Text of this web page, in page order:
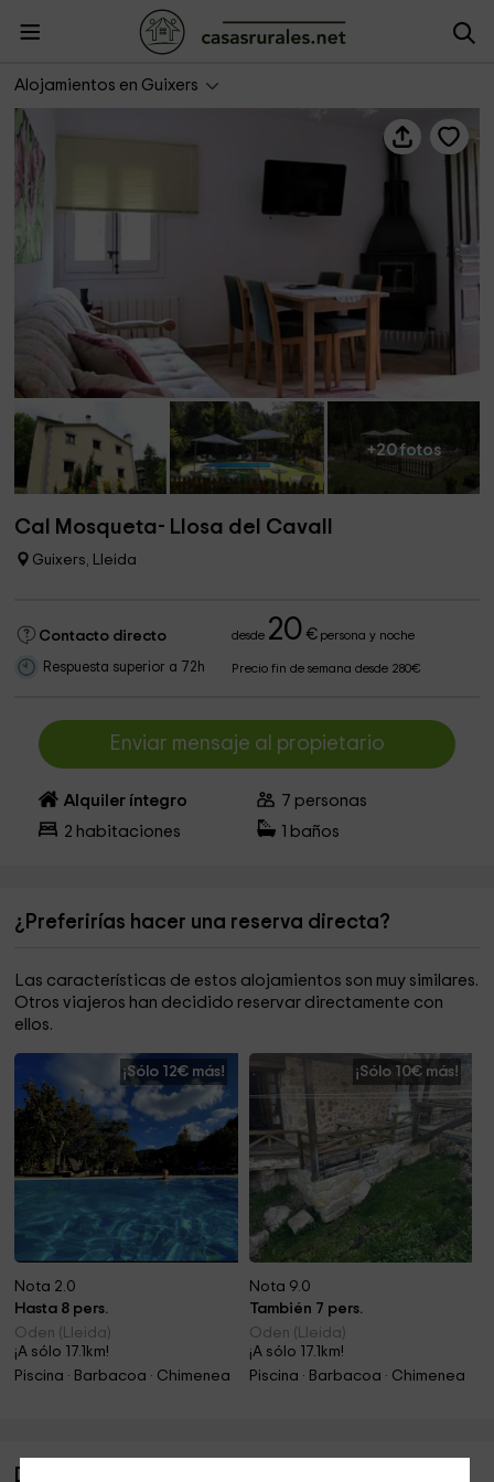
Alojamientos en Guixers
Cal Mosqueta- Llosa del Cavall
+20 fotos
Cal Mosqueta- Llosa del Cavall
Guixers, Lleida
Contacto directo desde 20 €persona y noche
Respuesta superior a 72h Precio fin de semana desde 280€
Enviar mensaje al propietario
Alquiler íntegro 7 personas
2 habitaciones baños
¿Preferirías hacer una reserva directa?
Las características de estos alojamientos son muy similares.
Otros viajeros han decidido reservar directamente con
ellos.
¡Sólo 12€ más!
Nota 2.0
Hasta 8 pers.
Oden (Lleida)
¡A sólo 17.1km!
Piscina · Barbacoa · Chimenea
¡Sólo 10€ más!
Nota 9.0
También 7 pers.
Oden (Lleida)
¡A sólo 17.1km!
Piscina · Barbacoa · Chimenea
Descripción de Cal Mosqueta- Llosa del Cavall